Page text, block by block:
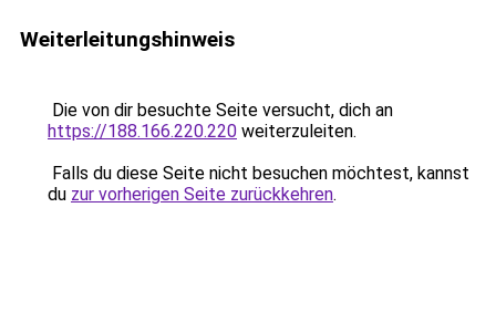
Weiterleitungshinweis
Die von dir besuchte Seite versucht, dich an
https://188.166.220.220 weiterzuleiten.
Falls du diese Seite nicht besuchen möchtest, kannst
du zur vorherigen Seite zurückkehren.